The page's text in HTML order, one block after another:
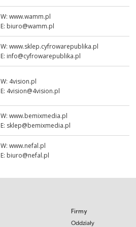
W:www.wamm.pl
E: biuro@wamm.pl
W:www.sklep.cyfrowarepublika.pl
E: info@cyfrowarepublika.pl
W: 4vision.pl
E: 4vision@4vision.pl
W:www.bemixmedia.pl
E: sklep@bemixmedia.pl
W:www.nefal.pl
E: biuro@nefal.pl
Firmy
Oddziały